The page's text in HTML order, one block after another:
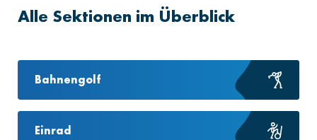
Alle Sektionen im Überblick
Bahnengolf
Einrad